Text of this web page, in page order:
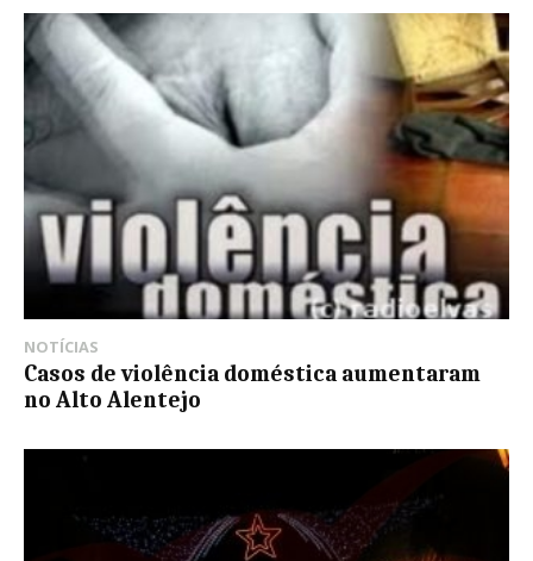
NOTÍCIAS
Casos de violência doméstica aumentaram
no Alto Alentejo